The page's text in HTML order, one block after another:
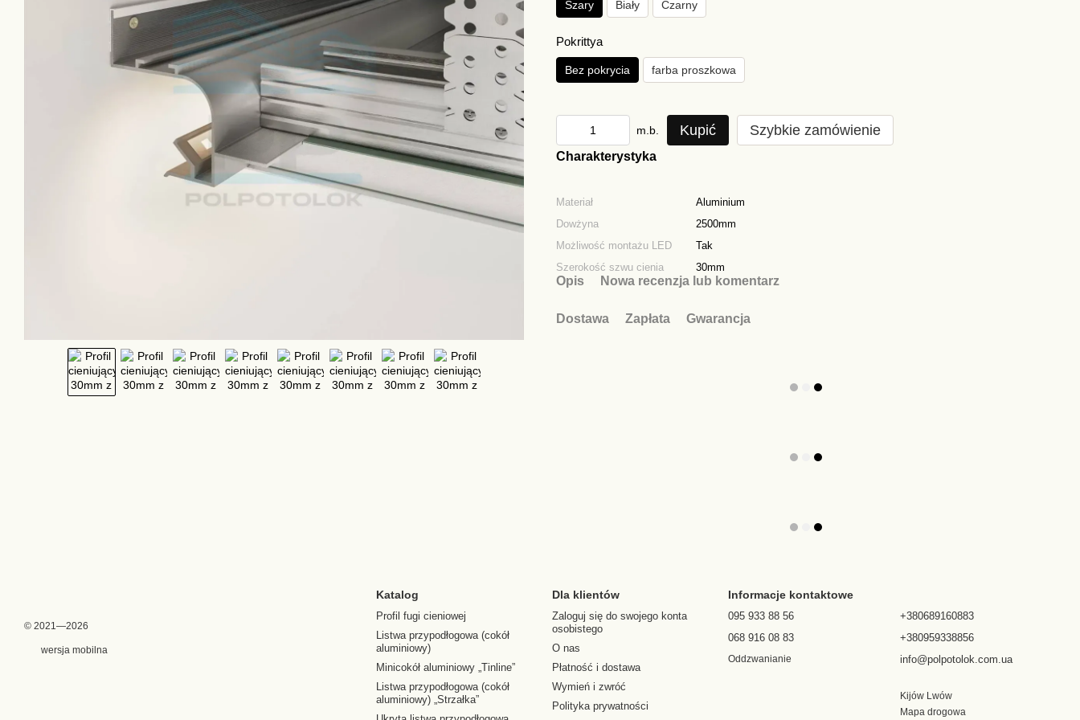
Szary Biały Czarny
Pokrittya
Bez pokrycia farba proszkowa
m.b. Kupić Szybkie zamówienie
Charakterystyka
Materiał
Aluminium
Dowżyna
2500mm
Możliwość montażu LED
Tak
Szerokość szwu cienia
30mm
Opis Nowa recenzja lub komentarz
Dostawa Zapłata Gwarancja
© 2021—2026
wersja mobilna
Katalog
Profil fugi cieniowej
Listwa przypodłogowa (cokół
aluminiowy)
Minicokół aluminiowy „Tinline”
Listwa przypodłogowa (cokół
aluminiowy) „Strzałka”
Dla klientów
Zaloguj się do swojego konta
osobistego
O nas
Płatność i dostawa
Wymień i zwróć
Polityka prywatności
Informacje kontaktowe
095 933 88 56
068 916 08 83
Oddzwanianie
+380689160883
+380959338856
info@polpotolok.com.ua
Kijów Lwów
Mapa drogowa